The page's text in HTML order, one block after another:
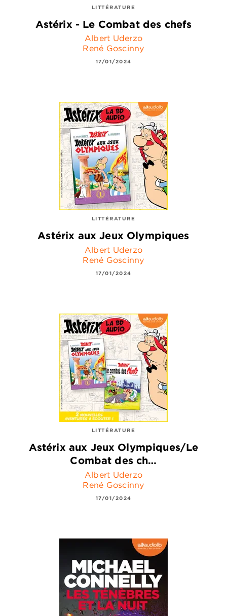
LITTÉRATURE
Astérix - Le Combat des chefs
Albert Uderzo
René Goscinny
17/01/2024
LITTÉRATURE
Astérix aux Jeux Olympiques
Albert Uderzo
René Goscinny
17/01/2024
LITTÉRATURE
Astérix aux Jeux Olympiques/Le
Combat des ch…
Albert Uderzo
René Goscinny
17/01/2024